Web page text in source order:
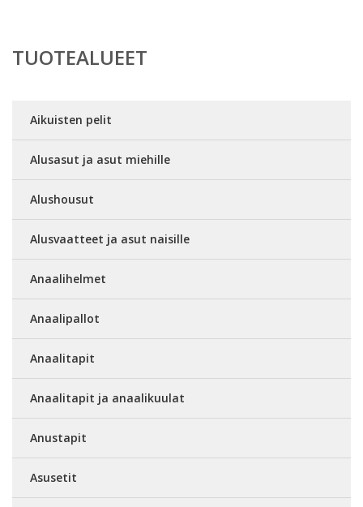
TUOTEALUEET
Aikuisten pelit
Alusasut ja asut miehille
Alushousut
Alusvaatteet ja asut naisille
Anaalihelmet
Anaalipallot
Anaalitapit
Anaalitapit ja anaalikuulat
Anustapit
Asusetit